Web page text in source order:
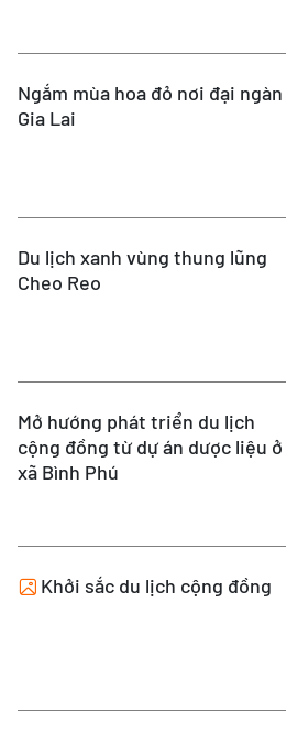
Ngắm mùa hoa đỏ nơi đại ngàn
Gia Lai
Du lịch xanh vùng thung lũng
Cheo Reo
Mở hướng phát triển du lịch
cộng đồng từ dự án dược liệu ở
xã Bình Phú
Khởi sắc du lịch cộng đồng